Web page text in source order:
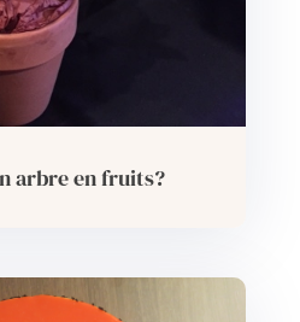
arbre en fruits?